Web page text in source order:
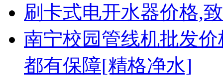
刷卡式电开水器价格,
南宁校园管线机批发
都有保障[精格净水]